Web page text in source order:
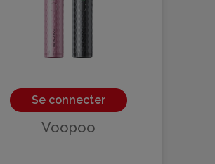
Se connecter
Voopoo